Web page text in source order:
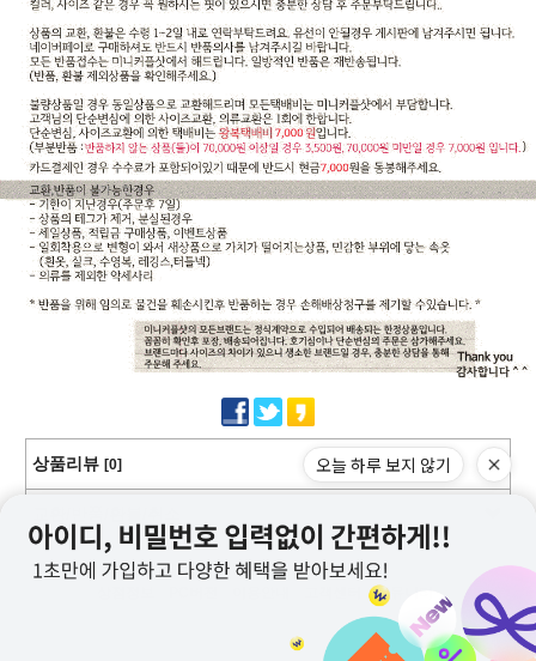
상품리뷰 [0]
커뮤니티
오늘 하루 보지 않기